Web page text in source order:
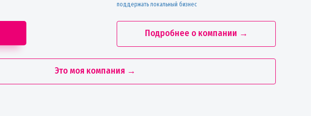
поддержать локальный бизнес
Подробнее о компании →
Это моя компания →